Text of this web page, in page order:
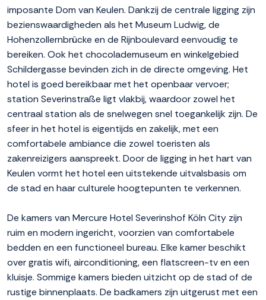
imposante Dom van Keulen. Dankzij de centrale ligging zijn
bezienswaardigheden als het Museum Ludwig, de
Hohenzollernbrücke en de Rijnboulevard eenvoudig te
bereiken. Ook het chocolademuseum en winkelgebied
Schildergasse bevinden zich in de directe omgeving. Het
hotel is goed bereikbaar met het openbaar vervoer;
station Severinstraße ligt vlakbij, waardoor zowel het
centraal station als de snelwegen snel toegankelijk zijn. De
sfeer in het hotel is eigentijds en zakelijk, met een
comfortabele ambiance die zowel toeristen als
zakenreizigers aanspreekt. Door de ligging in het hart van
Keulen vormt het hotel een uitstekende uitvalsbasis om
de stad en haar culturele hoogtepunten te verkennen.
De kamers van Mercure Hotel Severinshof Köln City zijn
ruim en modern ingericht, voorzien van comfortabele
bedden en een functioneel bureau. Elke kamer beschikt
over gratis wifi, airconditioning, een flatscreen-tv en een
kluisje. Sommige kamers bieden uitzicht op de stad of de
rustige binnenplaats. De badkamers zijn uitgerust met een